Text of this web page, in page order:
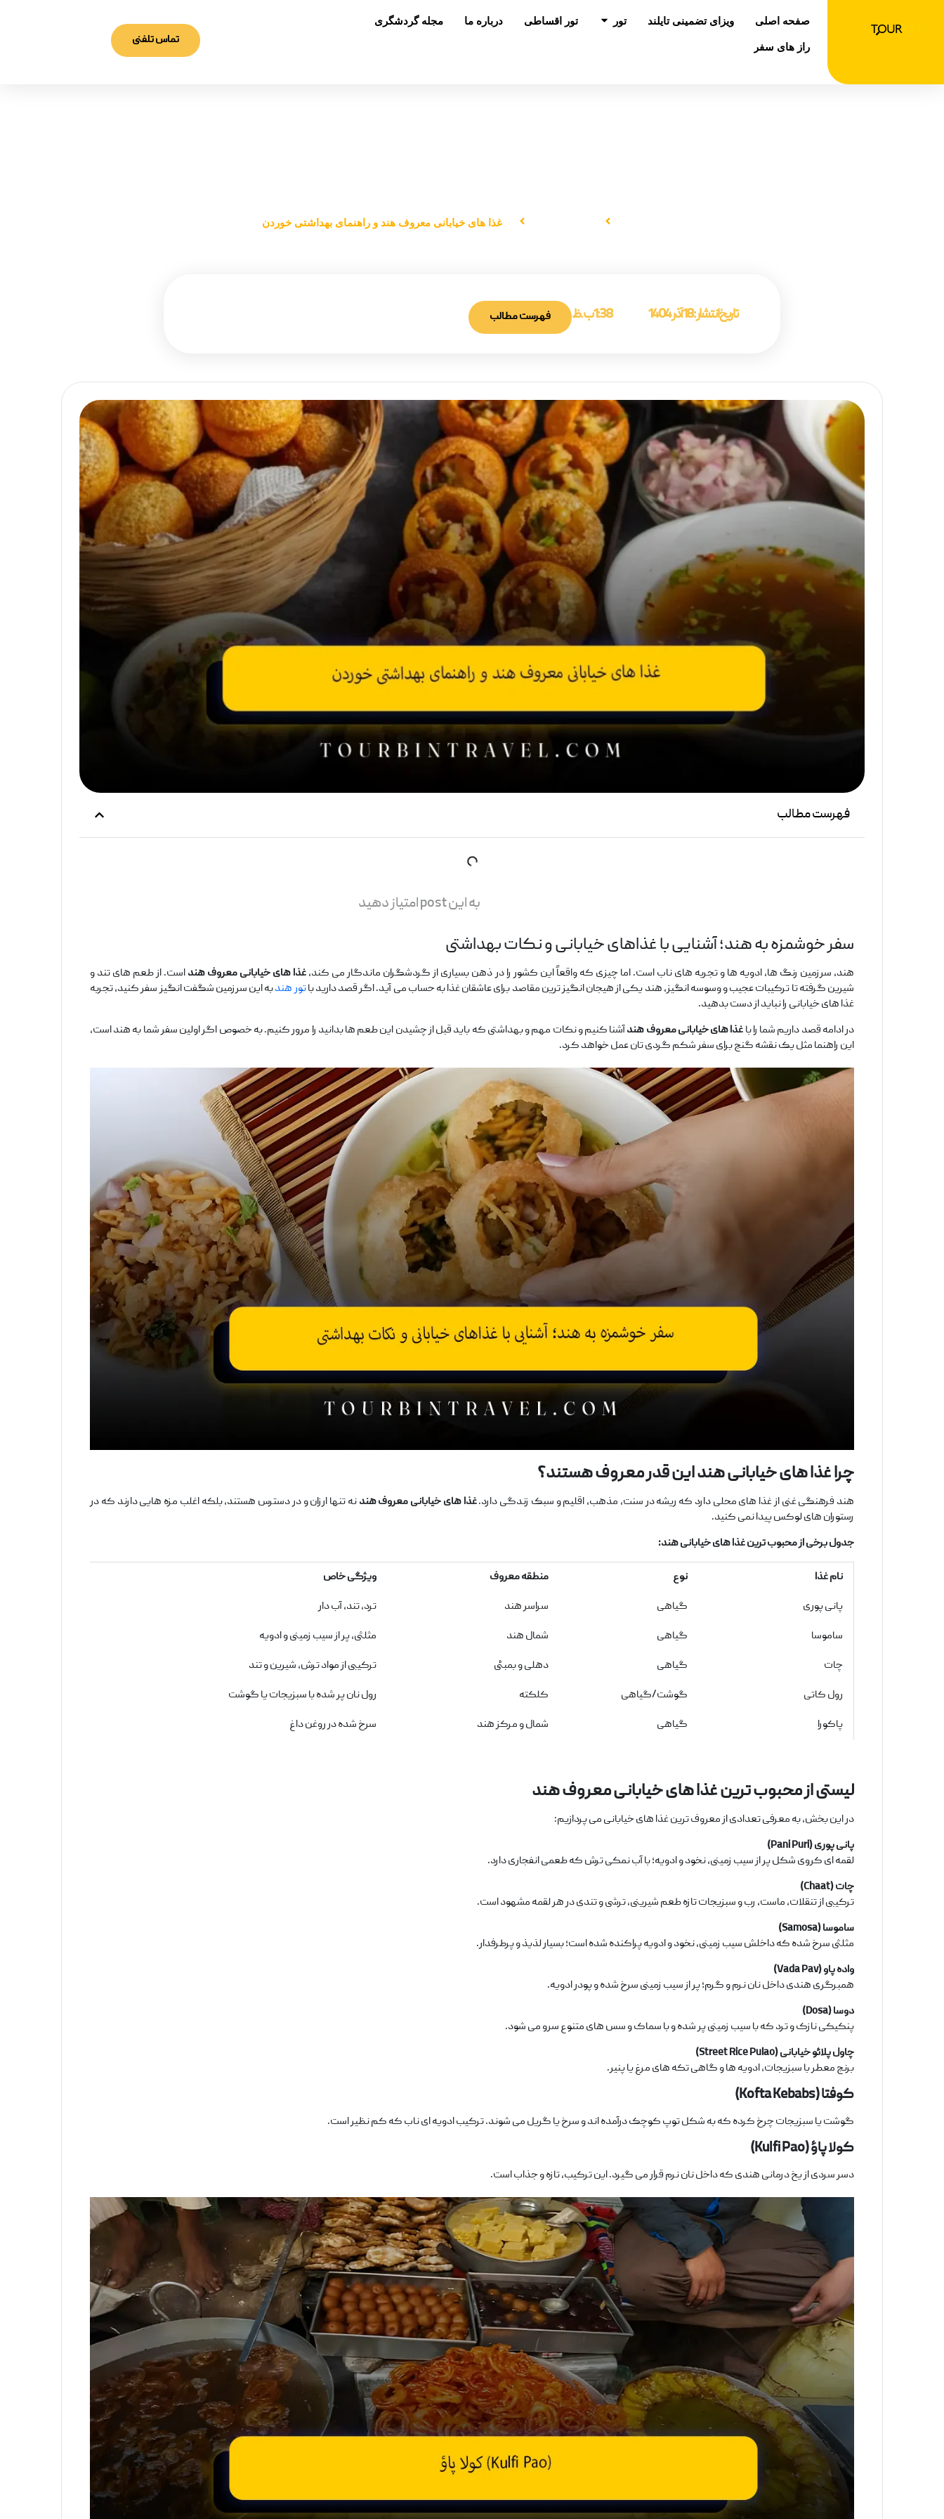
صفحه اصلی ویزای تضمینی تایلند تور باز کردن در تور
تور اقساطی درباره ما
مجله گردشگری
راز های سفر
تماس تلفنی
غذا های خیابانی معروف هند و راهنمای بهداشتی خوردن
تاریخ انتشار :18 آذر 1404 1:38 ب.ظ فهرست مطالب
فهرست مطالب
به این post امتیاز دهید
سفر خوشمزه به هند؛ آشنایی با غذاهای خیابانی و نکات بهداشتی
هند، سرزمین رنگ ‌ها، ادویه ‌ها و تجربه ‌های ناب است. اما چیزی که واقعاً این کشور را در ذهن بسیاری از گردشگران ماندگار می ‌کند،غذاهای خیابانی معروف هنداست. از طعم‌ های تند و
شیرین گرفته تا ترکیبات عجیب و وسوسه ‌انگیز، هند یکی از هیجان ‌انگیز ترین مقاصد برای عاشقان غذا به حساب می ‌آید. اگر قصد دارید باتور هندبه این سرزمین شگفت ‌انگیز سفر کنید، تجربه
غذا های خیابانی را نباید از دست بدهید.
در ادامه قصد داریم شما را باغذاهای خیابانی معروف هندآشنا کنیم و نکات مهم و بهداشتی که باید قبل از چشیدن این طعم ‌ها بدانید را مرور کنیم. به ‌خصوص اگر اولین سفر شما به هند است،
این راهنما مثل یک نقشه گنج برای سفر شکم ‌گردی ‌تان عمل خواهد کرد.
چرا غذاهای خیابانی هند این‌قدر معروف هستند؟
هند فرهنگی غنی از غذا های محلی دارد که ریشه در سنت، مذهب، اقلیم و سبک زندگی دارد.غذاهای خیابانی معروف هندنه ‌تنها ارزان و در دسترس هستند، بلکه اغلب مزه‌ هایی دارند که در
رستوران ‌های لوکس پیدا نمی ‌کنید.
جدول برخی از محبوب‌ترین غذاهای خیابانی هند:
نام غذا نوع منطقه معروف
ویژگی خاص
پانی پوری
گیاهی سراسر هند
ترد، تند، آب ‌دار
ساموسا
گیاهی شمال هند
مثلثی، پر از سیب‌ زمینی و ادویه
چات
گیاهی دهلی و بمبئی
ترکیبی از مواد ترش، شیرین و تند
رول کاتی
گوشت/گیاهی کلکته
رول نان پر شده با سبزیجات یا گوشت
پاکورا
گیاهی شمال و مرکز هند سرخ شده در روغن داغ
لیستی از محبوب‌ترین غذا های خیابانی معروف هند
در این بخش، به معرفی تعدادی از معروف ‌ترین غذا های خیابانی می ‌پردازیم:
پانی پوری(Pani Puri)
لقمه ‌ای کروی شکل پر از سیب ‌زمینی، نخود و ادویه؛ با آب‌ نمکی ترش که طعمی انفجاری دارد.
چات(Chaat)
ترکیبی از تنقلات، ماست، رب و سبزیجات تازه طعم شیرینی، ترشی و تندی در هر لقمه مشهود است.
ساموسا(Samosa)
مثلثی سرخ ‌شده که داخلش سیب‌ زمینی، نخود و ادویه پراکنده شده است؛ بسیار لذیذ و پرطرفدار.
واده پاو(Vada Pav)
همبرگری هندی داخل نان نرم و گرم؛ پر از سیب ‌زمینی سرخ ‌شده و پودر ادویه.
دوسا(Dosa)
پنکیکی نازک و ترد که با سیب ‌زمینی پر شده و با سماک و سس ‌های متنوع سرو می ‌شود.
چاول پلائو خیابانی(Street Rice Pulao)
برنج معطر با سبزیجات، ادویه‌ ها و گاهی تکه‌ های مرغ یا پنیر.
کوفتا(Kofta Kebabs)
گوشت یا سبزیجات چرخ‌ کرده که به شکل توپ کوچک درآمده ‌اند و سرخ یا گریل می‌ شوند. ترکیب ادویه ‌ای ناب که کم ‌نظیر است.
کولا پاؤ(Kulfi Pao)
دسر سردی از یخ ‌درمانی هندی که داخل نان نرم قرار می ‌گیرد. این ترکیب، تازه و جذاب است.